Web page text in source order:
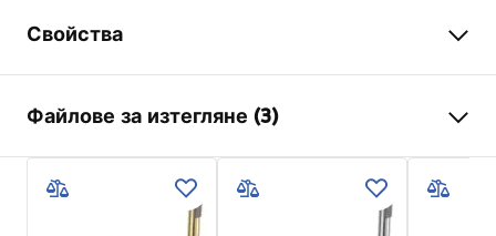
Свойства
Начин на монтаж
Стенна
Цвят
Хром
Вид на чучура
Фиксирана
Файлове за изтегляне (3)
Инструкции за инсталиране